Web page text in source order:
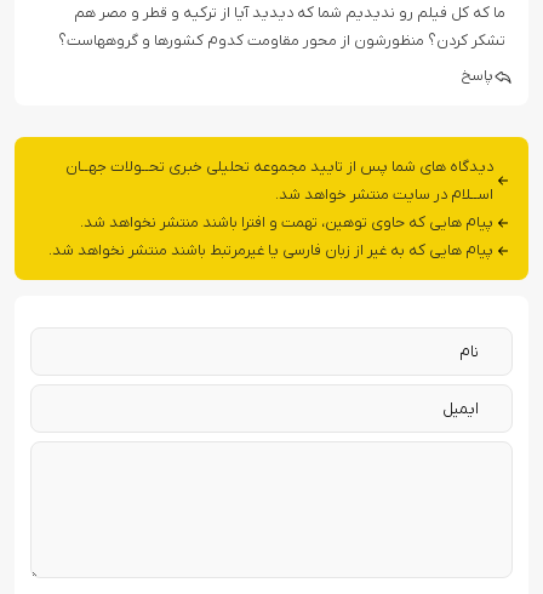
ما که کل فیلم رو ندیدیم شما که دیدید آیا از ترکیه و قطر و مصر هم
تشکر کردن؟ منظورشون از محور مقاومت کدوم کشورها و گروههاست؟
پاسخ
دیدگاه های شما پس از تایید مجموعه تحلیلی خبری تحــولات جهــان
اســلام در سایت منتشر خواهد شد.
پیام هایی که حاوی توهین، تهمت و افترا باشند منتشر نخواهد شد.
پیام هایی که به غیر از زبان فارسی یا غیرمرتبط باشند منتشر نخواهد شد.